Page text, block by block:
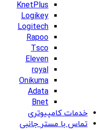
KnetPlus
Logikey
Logitech
Rapoo
Tsco
Eleven
royal
Onikuma
Adata
Bnet
خدمات کامپیوتری
تماس با مستر جانبی